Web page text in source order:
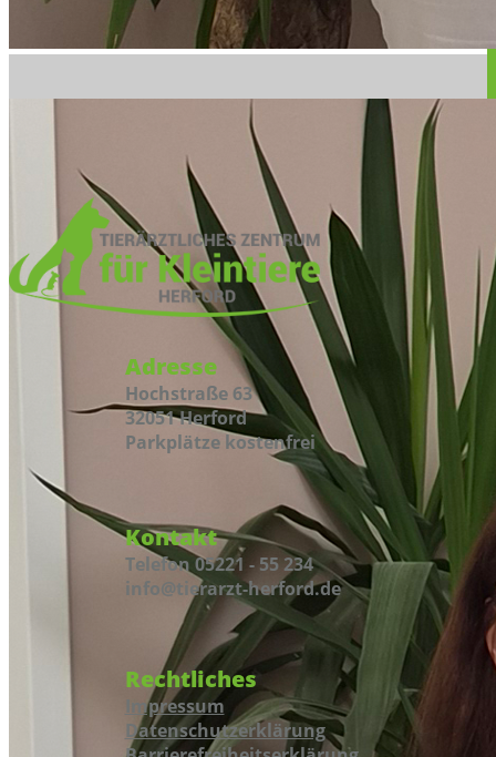
Adresse
Hochstraße 63
32051 Herford
Parkplätze kostenfrei
Kontakt
Telefon 05221 - 55 234
info@tierarzt-herford.de
Rechtliches
Impressum
Datenschutzerklärung